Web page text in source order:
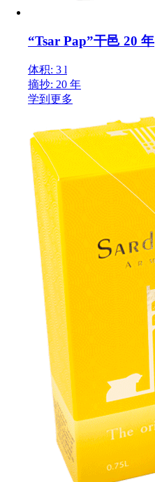
“Tsar Pap”干邑 20 年
体积: 3 l
摘抄: 20 年
学到更多